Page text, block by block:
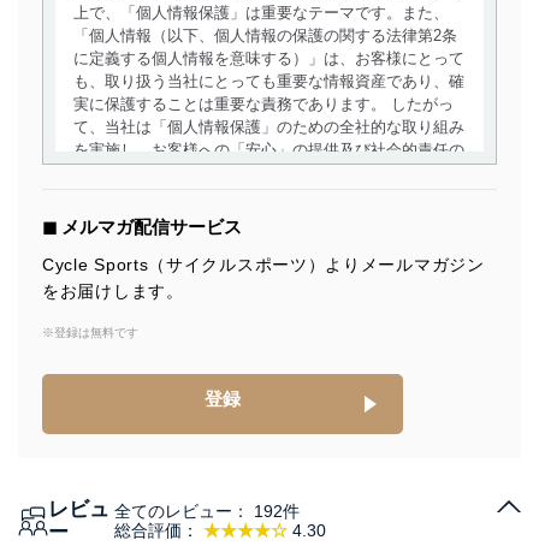
上で、「個人情報保護」は重要なテーマです。また、
「個人情報（以下、個人情報の保護の関する法律第2条
に定義する個人情報を意味する）」は、お客様にとって
も、取り扱う当社にとっても重要な情報資産であり、確
実に保護することは重要な責務であります。 したがっ
て、当社は「個人情報保護」のための全社的な取り組み
を実施し、お客様への「安心」の提供及び社会的責任の
個人情報の取得・利用・提供について
当社は、個人情報の取得・利用・提供に際して、その利
用目的を明確にし、本人の同意を得たうえで利用目的の
達成に必要な範囲内で適法かつ公正な手段によって取
得・利用・提供を行います。また、当社が保有している
供・開示は行いません。当社においてはこれらの取り組
みを確実にするため、従業者等の教育を徹底してまいり
当社は、個人情報に関連する法令、国が定める指針及び
◼︎ メルマガ配信サービス
Cycle Sports（サイクルスポーツ）よりメールマガジン
をお届けします。
※登録は無料です
登録
レビュ
ー
総合評価： ★★★★☆ 4.30
全てのレビュー： 192件